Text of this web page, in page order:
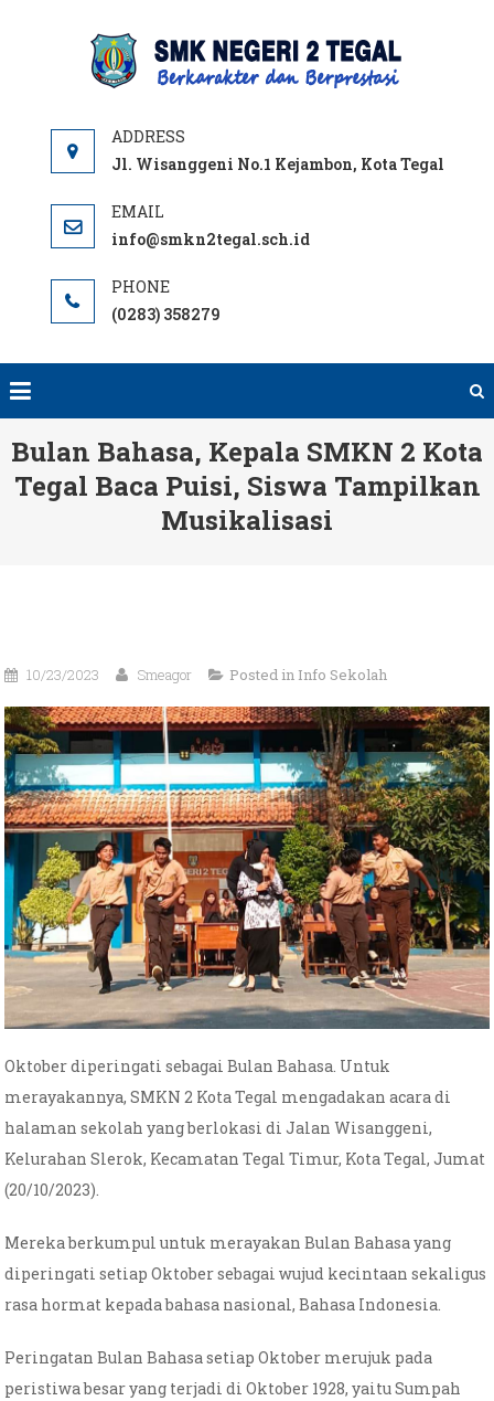
Jl. Wisanggeni No.1 Kejambon, Kota Tegal
info@smkn2tegal.sch.id
(0283) 358279
Bulan Bahasa, Kepala SMKN 2 Kota
Tegal Baca Puisi, Siswa Tampilkan
Musikalisasi
10/23/2023 Smeagor Posted in Info Sekolah
Oktober diperingati sebagai Bulan Bahasa. Untuk
merayakannya, SMKN 2 Kota Tegal mengadakan acara di
halaman sekolah yang berlokasi di Jalan Wisanggeni,
Kelurahan Slerok, Kecamatan Tegal Timur, Kota Tegal, Jumat
(20/10/2023).
Mereka berkumpul untuk merayakan Bulan Bahasa yang
diperingati setiap Oktober sebagai wujud kecintaan sekaligus
rasa hormat kepada bahasa nasional, Bahasa Indonesia.
Peringatan Bulan Bahasa setiap Oktober merujuk pada
peristiwa besar yang terjadi di Oktober 1928, yaitu Sumpah